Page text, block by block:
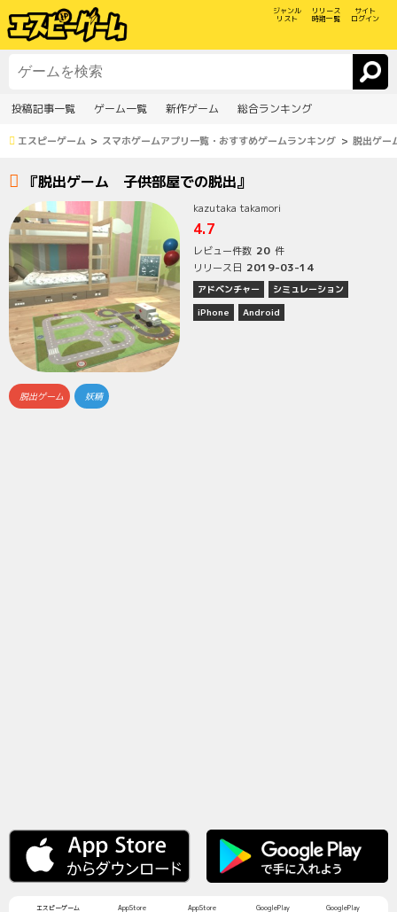
ジャンル
リスト
リリース
時期一覧
サイト
ログイン
投稿記事一覧 ゲーム一覧 新作ゲーム 総合ランキング
エスピーゲーム スマホゲームアプリ一覧・おすすめゲームランキング 脱出ゲー
『脱出ゲーム 子供部屋での脱出』
kazutaka takamori
4.7
レビュー件数 20 件
リリース日 2019-03-14
アドベンチャー
シミュレーション
iPhone
Android
脱出ゲーム 妖精
エスピーゲーム AppStore AppStore GooglePlay GooglePlay